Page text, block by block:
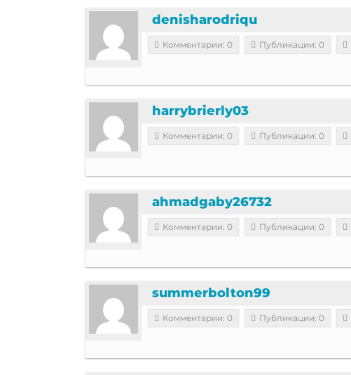
denisharodriqu
Комментарии: 0 Публикации: 0
harrybrierly03
Комментарии: 0 Публикации: 0
ahmadgaby26732
Комментарии: 0 Публикации: 0
summerbolton99
Комментарии: 0 Публикации: 0